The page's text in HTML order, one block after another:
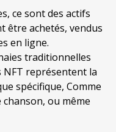
ce sont des actifs
être achetés, vendus
en ligne.
traditionnelles
NFT représentent la
spécifique, Comme
ou même